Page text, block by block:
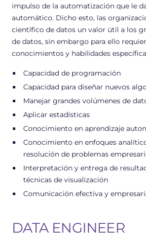
impulso de la automatización que le
automático. Dicho esto, las
científico de datos un valor útil a los
de datos, sin embargo para ello
conocimientos y habilidades
Capacidad de programación
Capacidad para diseñar nuevos
Manejar grandes volúmenes de
Aplicar estadísticas
Conocimiento en aprendizaje
Conocimiento en enfoques
resolución de problemas
Interpretación y entrega de
técnicas de visualización
Comunicación efectiva y
DATA ENGINEER